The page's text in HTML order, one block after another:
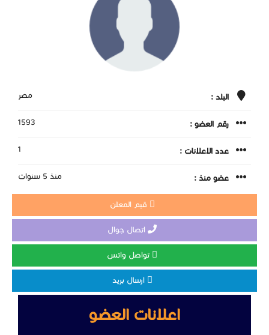
البلد : مصر
رقم العضو : 1593
عدد الاعلانات : 1
عضو منذ : منذ 5 سنوات
قيم المعلن
اتصال جوال
تواصل واتس
ارسال بريد
اعلانات العضو